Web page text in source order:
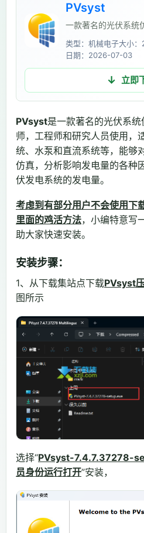
PVsyst
一款著名的光伏系统
类型：机械电子大小
日期：2026-07-03
立即
PVsyst是一款著名的光伏系
师，工程师和研究人员使用，
统、水泵和直流系统等，能够
仿真，分析影响发电量的各种
伏发电系统的发电量。
考虑到有部分用户不会使用下
里面的鸡活方法，小编特意写
助大家快速安装。
安装步骤：
1、从下载集站点下载PVsyst
图所示
选择“PVsyst-7.4.7.37278-
员身份运行打开”安装，